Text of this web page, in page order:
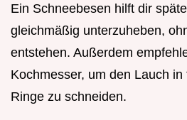
Ein Schneebesen hilft dir
gleichmäßig unterzuheben,
entstehen. Außerdem
Kochmesser, um den Lauch
Ringe zu schneiden.